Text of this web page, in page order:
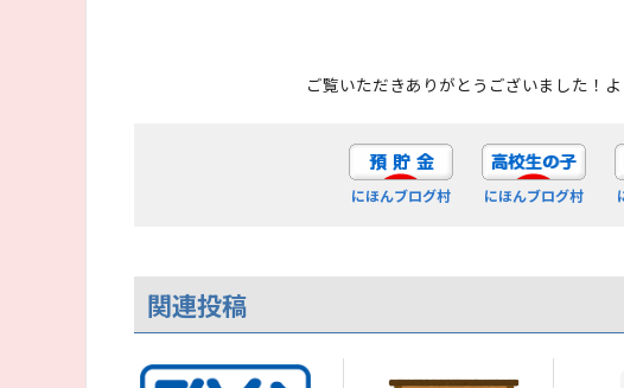
ご覧いただきありがとうございました！
にほんブログ村 にほんブログ村
関連投稿